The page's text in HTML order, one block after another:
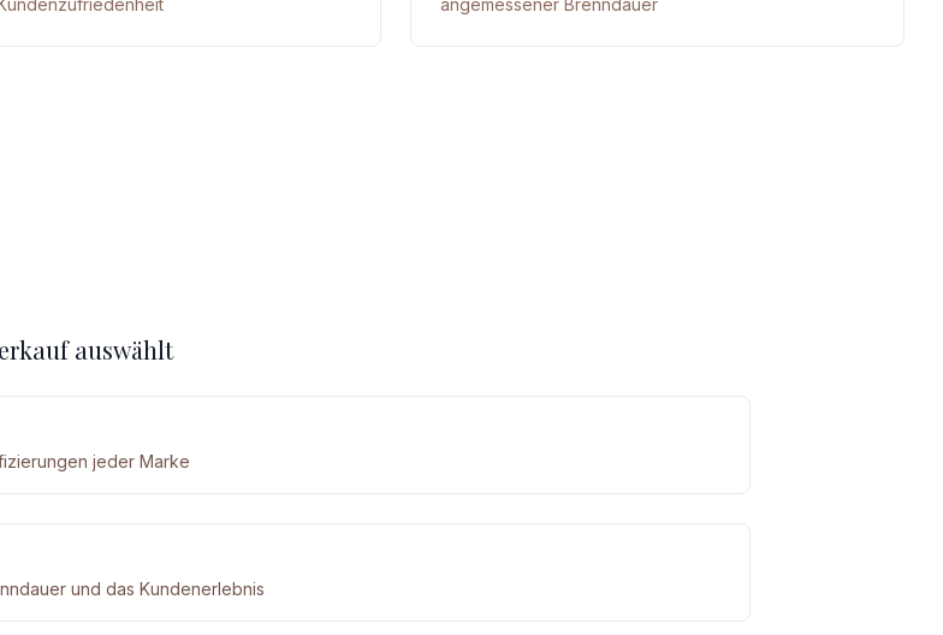
angemessener Brenndauer
auswählt
jeder Marke
und das Kundenerlebnis